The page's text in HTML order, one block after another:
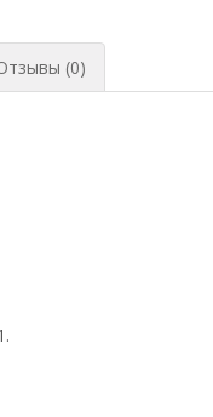
(0)